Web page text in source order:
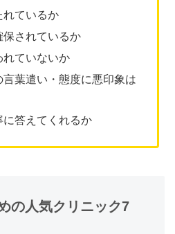
れているか
保されているか
ていないか
言葉遣い・態度に悪印象は
答えてくれるか
の人気クリニック7